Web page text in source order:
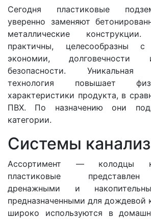
Сегодня пластиковые
уверенно заменяют
металлические
практичны, целесообразны
экономии, долговечности
безопасности. Уникальная
технология повышает
характеристики продукта, в
ПВХ. По назначению они
категории.
Системы
Ассортимент — колодцы
пластиковые
дренажными и
предназначенными для дождевой
широко используются в